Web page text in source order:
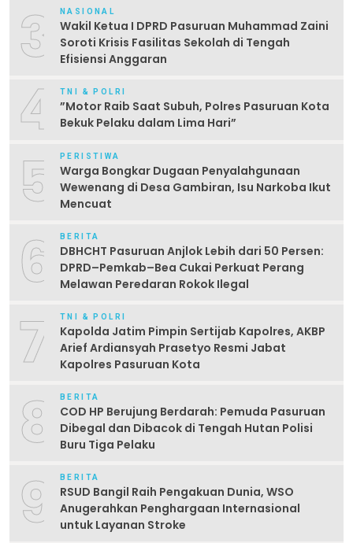
3 NASIONAL
Wakil Ketua I DPRD Pasuruan Muhammad Zaini
Soroti Krisis Fasilitas Sekolah di Tengah
Efisiensi Anggaran
4 TNI & POLRI
‎”Motor Raib Saat Subuh, Polres Pasuruan Kota
Bekuk Pelaku dalam Lima Hari” ‎
5 PERISTIWA
Warga Bongkar Dugaan Penyalahgunaan
Wewenang di Desa Gambiran, Isu Narkoba Ikut
Mencuat
6 BERITA
DBHCHT Pasuruan Anjlok Lebih dari 50 Persen:
DPRD–Pemkab–Bea Cukai Perkuat Perang
Melawan Peredaran Rokok Ilegal
7 TNI & POLRI
Kapolda Jatim Pimpin Sertijab Kapolres, AKBP
Arief Ardiansyah Prasetyo Resmi Jabat
Kapolres Pasuruan Kota
8 BERITA
COD HP Berujung Berdarah: Pemuda Pasuruan
Dibegal dan Dibacok di Tengah Hutan Polisi
Buru Tiga Pelaku
9 BERITA
RSUD Bangil Raih Pengakuan Dunia, WSO
Anugerahkan Penghargaan Internasional
untuk Layanan Stroke